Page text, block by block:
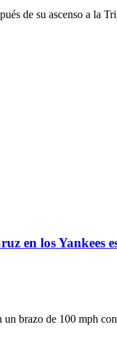
de su ascenso a la
en los Yankees
brazo de 100 mph con